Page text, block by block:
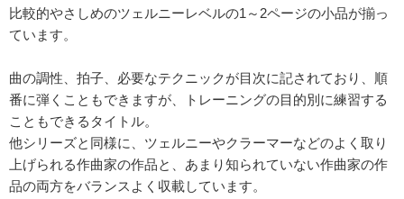
比較的やさしめのツェルニーレベルの1～2ページの小品が揃っ
ています。
曲の調性、拍子、必要なテクニックが目次に記されており、順
番に弾くこともできますが、トレーニングの目的別に練習する
こともできるタイトル。
他シリーズと同様に、ツェルニーやクラーマーなどのよく取り
上げられる作曲家の作品と、あまり知られていない作曲家の作
品の両方をバランスよく収載しています。